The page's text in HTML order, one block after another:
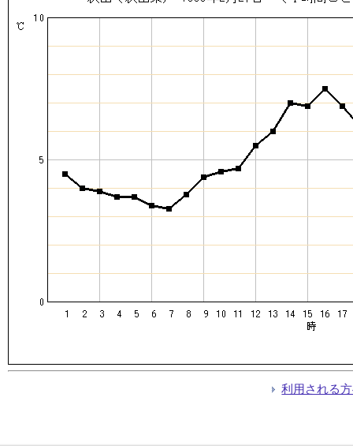
利用される